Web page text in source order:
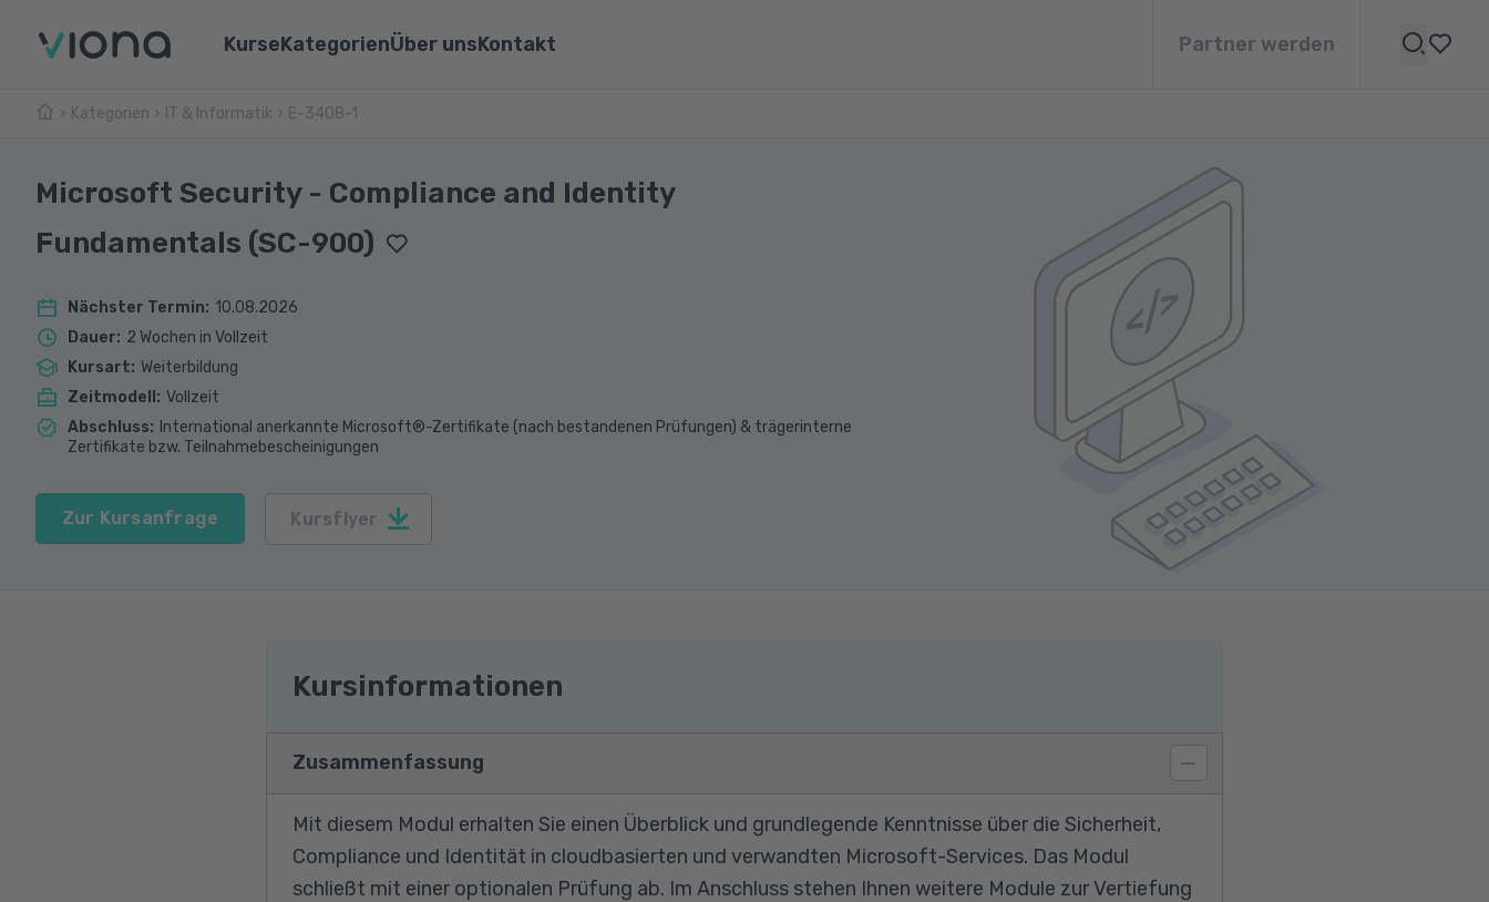
Kurse
Umschulungen
Alle Kurse
Kategorien
Pflege & Medizin
Über unsKontakt Partner werden
Kategorien IT & Informatik E-3408-1
Microsoft Security - Compliance and Identity
Fundamentals (SC-900)
Nächster Termin: 10.08.2026
Dauer: 2 Wochen in Vollzeit
Kursart: Weiterbildung
Zeitmodell : Vollzeit
Abschluss: International anerkannte Microsoft®-Zertifikate (nach bestandenen Prüfungen) & trägerinterne
Zertifikate bzw. Teilnahmebescheinigungen
Zur Kursanfrage Kursflyer
Kursinformationen
Zusammenfassung
Mit diesem Modul erhalten Sie einen Überblick und grundlegende Kenntnisse über die Sicherheit,
Compliance und Identität in cloudbasierten und verwandten Microsoft-Services. Das Modul
schließt mit einer optionalen Prüfung ab. Im Anschluss stehen Ihnen weitere Module zur Vertiefung